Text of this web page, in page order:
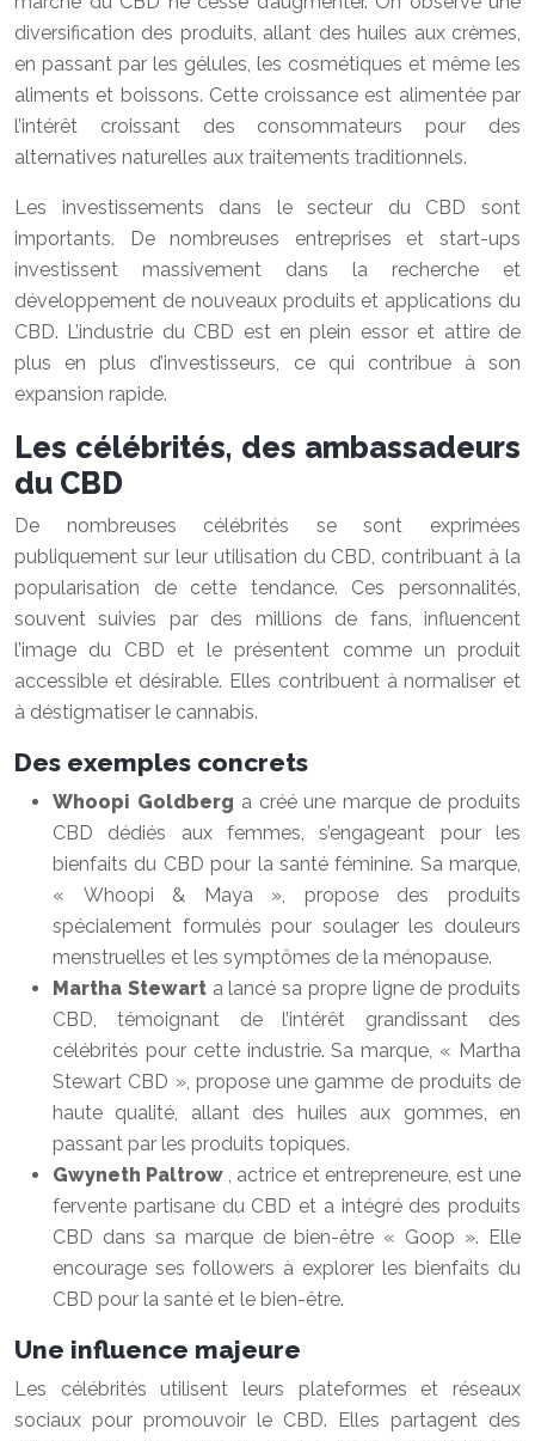
diversification des produits, allant des huiles aux crèmes,
en passant par les gélules, les cosmétiques et même les
aliments et boissons. Cette croissance est alimentée par
l’intérêt croissant des consommateurs pour des
alternatives naturelles aux traitements traditionnels.
Les investissements dans le secteur du CBD sont
importants. De nombreuses entreprises et start-ups
investissent massivement dans la recherche et
développement de nouveaux produits et applications du
CBD. L’industrie du CBD est en plein essor et attire de
plus en plus d’investisseurs, ce qui contribue à son
expansion rapide.
Les célébrités, des ambassadeurs
du CBD
De nombreuses célébrités se sont exprimées
publiquement sur leur utilisation du CBD, contribuant à la
popularisation de cette tendance. Ces personnalités,
souvent suivies par des millions de fans, influencent
l’image du CBD et le présentent comme un produit
accessible et désirable. Elles contribuent à normaliser et
à déstigmatiser le cannabis.
Des exemples concrets
Whoopi Goldberg a créé une marque de produits
CBD dédiés aux femmes, s’engageant pour les
bienfaits du CBD pour la santé féminine. Sa marque,
« Whoopi & Maya », propose des produits
spécialement formulés pour soulager les douleurs
menstruelles et les symptômes de la ménopause.
Martha Stewart a lancé sa propre ligne de produits
CBD, témoignant de l’intérêt grandissant des
célébrités pour cette industrie. Sa marque, « Martha
Stewart CBD », propose une gamme de produits de
haute qualité, allant des huiles aux gommes, en
passant par les produits topiques.
Gwyneth Paltrow , actrice et entrepreneure, est une
fervente partisane du CBD et a intégré des produits
CBD dans sa marque de bien-être « Goop ». Elle
encourage ses followers à explorer les bienfaits du
CBD pour la santé et le bien-être.
Une influence majeure
Les célébrités utilisent leurs plateformes et réseaux
sociaux pour promouvoir le CBD. Elles partagent des